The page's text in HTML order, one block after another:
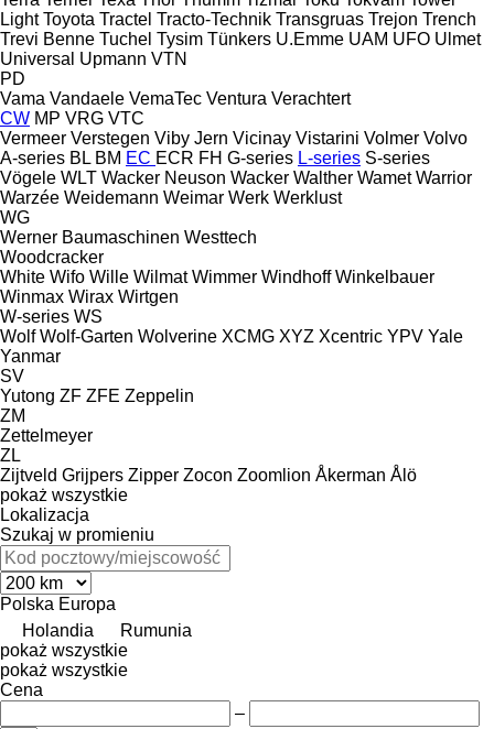
Light Toyota Tractel Tracto-Technik Transgruas Trejon Trench
Trevi Benne Tuchel Tysim Tünkers U.Emme UAM UFO Ulmet
Universal Upmann VTN
PD
Vama Vandaele VemaTec Ventura Verachtert
CW MP VRG VTC
Vermeer Verstegen Viby Jern Vicinay Vistarini Volmer Volvo
A-series BL BM EC ECR FH G-series L-series S-series
Vögele WLT Wacker Neuson Wacker Walther Wamet Warrior
Warzée Weidemann Weimar Werk Werklust
WG
Werner Baumaschinen Westtech
Woodcracker
White Wifo Wille Wilmat Wimmer Windhoff Winkelbauer
Winmax Wirax Wirtgen
W-series WS
Wolf Wolf-Garten Wolverine XCMG XYZ Xcentric YPV Yale
Yanmar
SV
Yutong ZF ZFE Zeppelin
ZM
Zettelmeyer
ZL
Zijtveld Grijpers Zipper Zocon Zoomlion Åkerman Ålö
pokaż wszystkie
Lokalizacja
Szukaj w promieniu
Polska Europa
Holandia
Rumunia
pokaż wszystkie
pokaż wszystkie
Cena
–